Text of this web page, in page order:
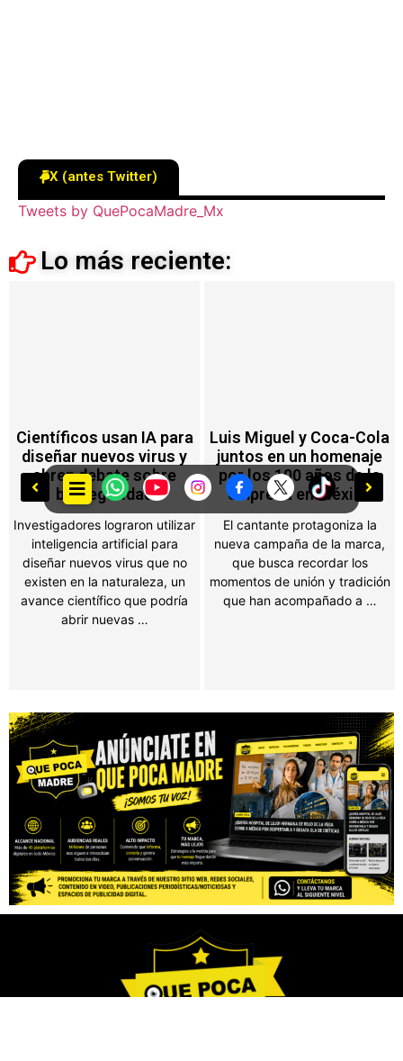
X (antes Twitter)
Tweets by QuePocaMadre_Mx
Lo más reciente:
Científicos usan IA para
diseñar nuevos virus y
abren debate sobre
bioseguridad
Investigadores lograron utilizar
inteligencia artificial para
diseñar nuevos virus que no
existen en la naturaleza, un
avance científico que podría
abrir nuevas …
Luis Miguel y Coca-Cola
juntos en un homenaje
por los 100 años de la
empresa en México
El cantante protagoniza la
nueva campaña de la marca,
que busca recordar los
momentos de unión y tradición
que han acompañado a …